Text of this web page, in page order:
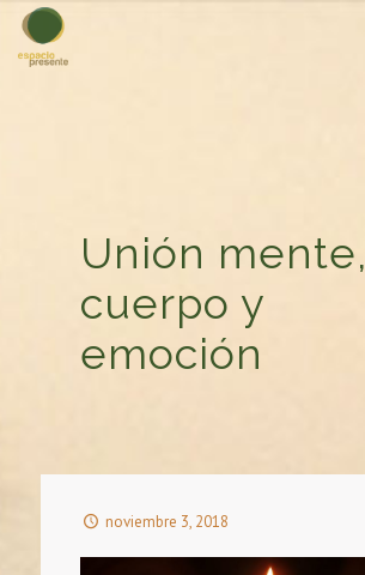
Unión mente,
cuerpo y
emoción
noviembre 3, 2018